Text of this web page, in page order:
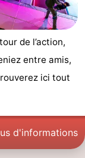
de l’action,
entre amis,
ici tout
d'informations